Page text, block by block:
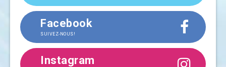
Facebook
SUIVEZ-NOUS!
Instagram